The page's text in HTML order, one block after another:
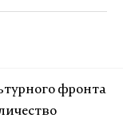
фронта